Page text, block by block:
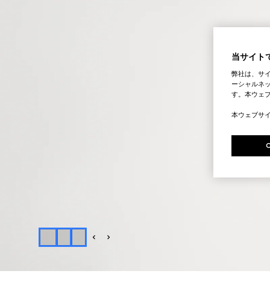
当サイト
弊社は、サ
ーシャルネ
す。本ウェ
本ウェブサ